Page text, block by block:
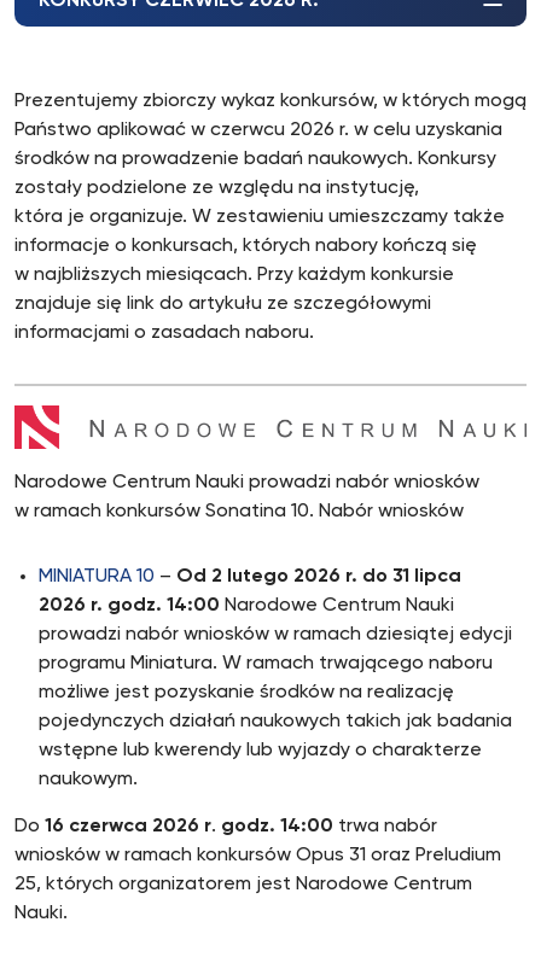
Prezentujemy zbiorczy wykaz konkursów, w których mogą
Państwo aplikować w czerwcu 2026 r. w celu uzyskania
środków na prowadzenie badań naukowych. Konkursy
zostały podzielone ze względu na instytucję,
która je organizuje. W zestawieniu umieszczamy także
informacje o konkursach, których nabory kończą się
w najbliższych miesiącach. Przy każdym konkursie
znajduje się link do artykułu ze szczegółowymi
informacjami o zasadach naboru.
Narodowe Centrum Nauki prowadzi nabór wniosków
w ramach konkursów Sonatina 10. Nabór wniosków
MINIATURA 10 – Od 2 lutego 2026 r. do 31 lipca
2026 r. godz. 14:00 Narodowe Centrum Nauki
prowadzi nabór wniosków w ramach dziesiątej edycji
programu Miniatura. W ramach trwającego naboru
możliwe jest pozyskanie środków na realizację
pojedynczych działań naukowych takich jak badania
wstępne lub kwerendy lub wyjazdy o charakterze
naukowym.
Do 16 czerwca 2026 r. godz. 14:00 trwa nabór
wniosków w ramach konkursów Opus 31 oraz Preludium
25, których organizatorem jest Narodowe Centrum
Nauki.